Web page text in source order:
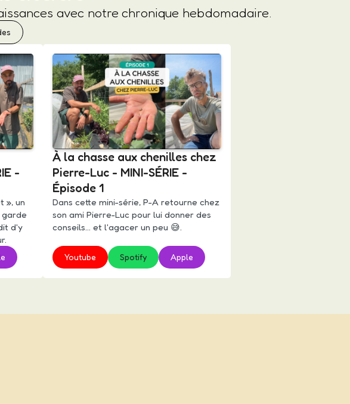
avec notre chronique hebdomadaire.
-
», un
d'y
À la chasse aux chenilles chez
Pierre-Luc - MINI-SÉRIE -
Épisode 1
Dans cette mini-série, P-A retourne chez
son ami Pierre-Luc pour lui donner des
conseils... et l'agacer un peu 😅.
Youtube Spotify Apple